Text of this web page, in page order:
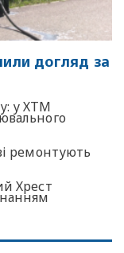
догляд за
у ХТМ
ремонтують
Хрест